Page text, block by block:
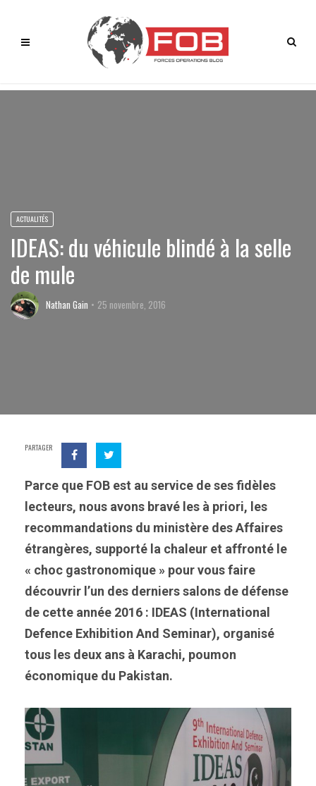
ACTUALITÉS
IDEAS: du véhicule blindé à la selle
de mule
Nathan Gain 25 novembre, 2016
PARTAGER
Parce que FOB est au service de ses fidèles
lecteurs, nous avons bravé les à priori, les
recommandations du ministère des Affaires
étrangères, supporté la chaleur et affronté le
« choc gastronomique » pour vous faire
découvrir l’un des derniers salons de défense
de cette année 2016 : IDEAS (International
Defence Exhibition And Seminar), organisé
tous les deux ans à Karachi, poumon
économique du Pakistan.